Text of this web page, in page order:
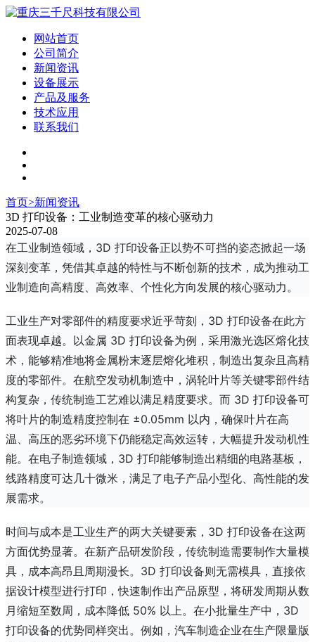
网站首页
公司简介
新闻资讯
设备展示
产品及服务
技术应用
联系我们
首页>新闻资讯
3D 打印设备：工业制造变革的核心驱动力
2025-07-08
在工业制造领域，3D 打印设备正以势不可挡的姿态掀起一场
深刻变革，凭借其卓越的特性与不断创新的技术，成为推动工
业制造向高精度、高效率、个性化方向发展的核心驱动力。
工业生产对零部件的精度要求近乎苛刻，3D 打印设备在此方
面表现卓越。以金属 3D 打印设备为例，采用激光选区熔化技
术，能够精准地将金属粉末逐层熔化堆积，制造出复杂且高精
度的零部件。在航空发动机制造中，涡轮叶片等关键零部件结
构复杂，传统制造工艺难以满足精度要求。而 3D 打印设备可
将叶片的制造精度控制在 ±0.05mm 以内，确保叶片在高
温、高压的恶劣环境下仍能稳定高效运转，大幅提升发动机性
能。在电子制造领域，3D 打印能够制造出精细的电路基板，
线路精度可达几十微米，满足了电子产品小型化、高性能的发
展需求。
时间与成本是工业生产的两大关键要素，3D 打印设备在这两
方面优势显著。在新产品研发阶段，传统制造需要制作大量模
具，成本高昂且周期漫长。3D 打印设备则无需模具，直接依
据设计模型进行打印，快速制作出产品原型，将研发周期从数
月缩短至数周，成本降低 50% 以上。在小批量生产中，3D
打印设备的优势同样突出。例如，汽车制造企业在生产限量版